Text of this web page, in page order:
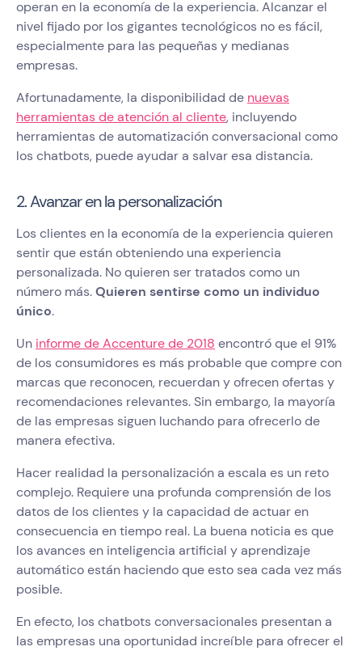
operan en la economía de la experiencia. Alcanzar el
nivel fijado por los gigantes tecnológicos no es fácil,
especialmente para las pequeñas y medianas
empresas.
Afortunadamente, la disponibilidad de nuevas
herramientas de atención al cliente, incluyendo
herramientas de automatización conversacional como
los chatbots, puede ayudar a salvar esa distancia.
2. Avanzar en la personalización
Los clientes en la economía de la experiencia quieren
sentir que están obteniendo una experiencia
personalizada. No quieren ser tratados como un
número más.Quieren sentirse como un individuo
único.
Un informe de Accenture de 2018 encontró que el 91%
de los consumidores es más probable que compre con
marcas que reconocen, recuerdan y ofrecen ofertas y
recomendaciones relevantes. Sin embargo, la mayoría
de las empresas siguen luchando para ofrecerlo de
manera efectiva.
Hacer realidad la personalización a escala es un reto
complejo. Requiere una profunda comprensión de los
datos de los clientes y la capacidad de actuar en
consecuencia en tiempo real. La buena noticia es que
los avances en inteligencia artificial y aprendizaje
automático están haciendo que esto sea cada vez más
posible.
En efecto, los chatbots conversacionales presentan a
las empresas una oportunidad increíble para ofrecer el